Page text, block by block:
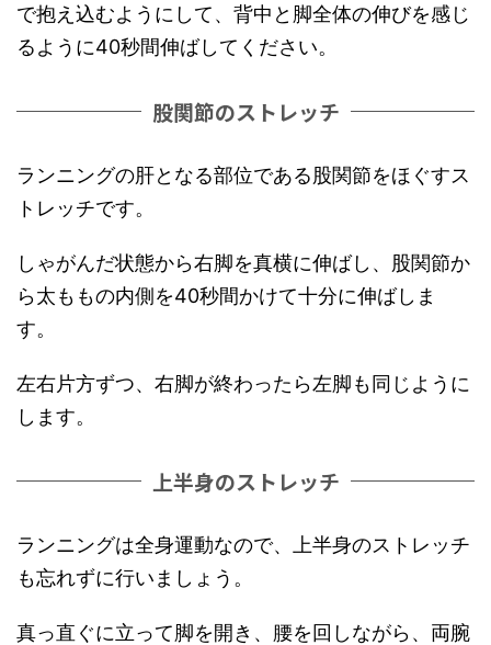
で抱え込むようにして、背中と脚全体の伸びを感じ
るように40秒間伸ばしてください。
股関節のストレッチ
ランニングの肝となる部位である股関節をほぐすス
トレッチです。
しゃがんだ状態から右脚を真横に伸ばし、股関節か
ら太ももの内側を40秒間かけて十分に伸ばしま
す。
左右片方ずつ、右脚が終わったら左脚も同じように
します。
上半身のストレッチ
ランニングは全身運動なので、上半身のストレッチ
も忘れずに行いましょう。
真っ直ぐに立って脚を開き、腰を回しながら、両腕